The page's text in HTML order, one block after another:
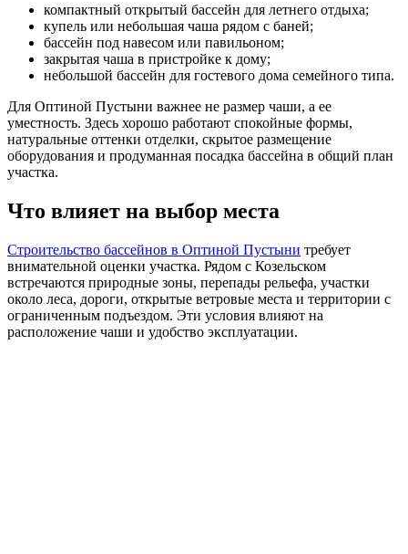
компактный открытый бассейн для летнего отдыха;
купель или небольшая чаша рядом с баней;
бассейн под навесом или павильоном;
закрытая чаша в пристройке к дому;
небольшой бассейн для гостевого дома семейного типа.
Для Оптиной Пустыни важнее не размер чаши, а ее
уместность. Здесь хорошо работают спокойные формы,
натуральные оттенки отделки, скрытое размещение
оборудования и продуманная посадка бассейна в общий план
участка.
Что влияет на выбор места
Строительство бассейнов в Оптиной Пустыни требует
внимательной оценки участка. Рядом с Козельском
встречаются природные зоны, перепады рельефа, участки
около леса, дороги, открытые ветровые места и территории с
ограниченным подъездом. Эти условия влияют на
расположение чаши и удобство эксплуатации.